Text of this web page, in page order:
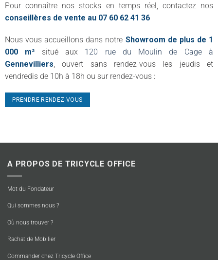
Pour connaître nos stocks en temps réel, contactez nos
conseillères de vente au 07 60 62 41 36
Nous vous accueillons dans notre Showroom de plus de 1
000 m² situé aux 120 rue du Moulin de Cage à
Gennevilliers, ouvert sans rendez-vous les jeudis et
vendredis de 10h à 18h ou sur rendez-vous :
PRENDRE RENDEZ-VOUS
A PROPOS DE TRICYCLE OFFICE
Mot du Fondateur
Qui sommes nous ?
Où nous trouver ?
Rachat de Mobilier
Commander chez Tricycle Office